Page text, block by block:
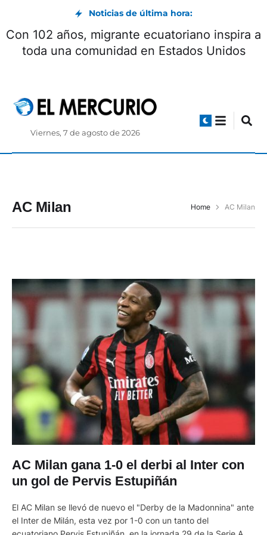
Noticias de última hora:
Con 102 años, migrante ecuatoriano inspira a
toda una comunidad en Estados Unidos
Viernes, 7 de agosto de 2026
AC Milan Home AC Milan
AC Milan gana 1-0 el derbi al Inter con
un gol de Pervis Estupiñán
El AC Milan se llevó de nuevo el "Derby de la Madonnina" ante
el Inter de Milán, esta vez por 1-0 con un tanto del